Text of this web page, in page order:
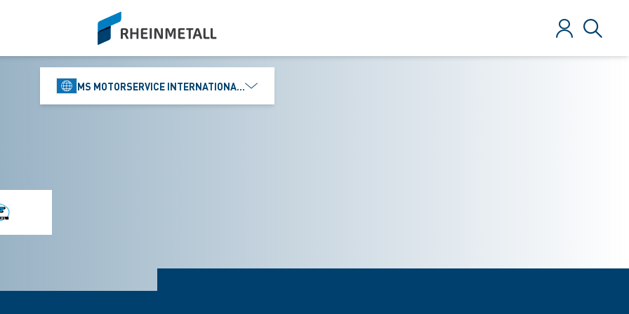
siteLogo
ZalogujSzukaj
MS MOTORSERVICE INTERNATIONAL GMBH